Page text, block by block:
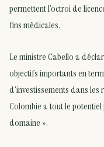
permettent l’octroi de
fins médicales.
Le ministre Cabello a
objectifs importants en
d’investissements dans
Colombie a tout le
domaine ».